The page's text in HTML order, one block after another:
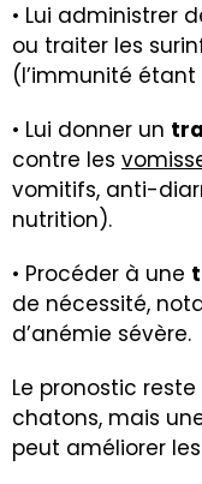
• Lui administrer
ou traiter les
(l’immunité
• Lui donner un
contre les
vomitifs, anti-
nutrition).
• Procéder à une
de nécessité,
d’anémie sévère.
Le pronostic reste
chatons, mais
peut améliorer